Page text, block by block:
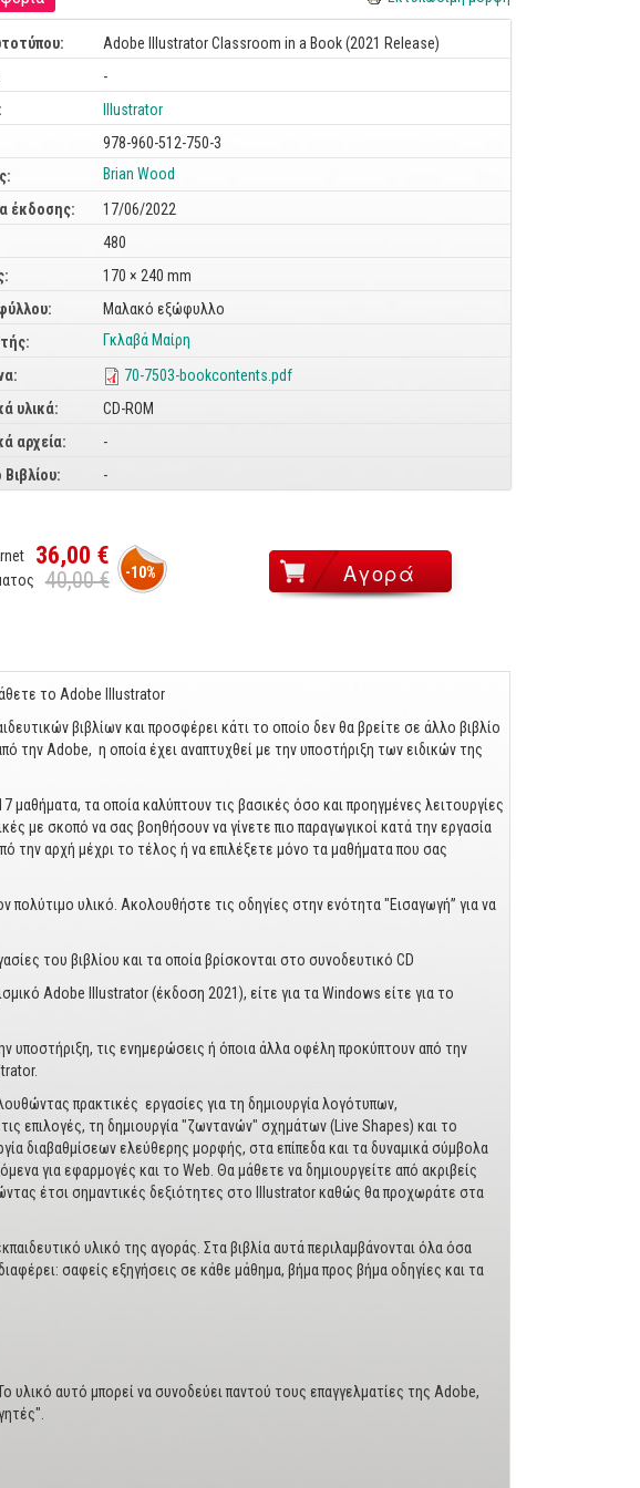
Adobe Illustrator Classroom in a Book (2021 Release)
-
Illustrator
978-960-512-750-3
Brian Wood
έκδοσης:
17/06/2022
480
170 × 240 mm
Μαλακό εξώφυλλο
Γκλαβά Μαίρη
70-7503-bookcontents.pdf
υλικά:
CD-ROM
αρχεία:
-
Βιβλίου:
-
-10%
36,00 €
40,00 €
το Adobe Illustrator
βιβλίων και προσφέρει κάτι το οποίο δεν θα βρείτε σε άλλο βιβλίο
την Adobe, η οποία έχει αναπτυχθεί με την υποστήριξη των ειδικών της
τα οποία καλύπτουν τις βασικές όσο και προηγμένες λειτουργίες
με σκοπό να σας βοηθήσουν να γίνετε πιο παραγωγικοί κατά την εργασία
την αρχή μέχρι το τέλος ή να επιλέξετε μόνο τα μαθήματα που σας
πολύτιμο υλικό. Ακολουθήστε τις οδηγίες στην ενότητα "Εισαγωγή” για να
του βιβλίου και τα οποία βρίσκονται στο συνοδευτικό CD
Adobe Illustrator (έκδοση 2021), είτε για τα Windows είτε για το
υποστήριξη, τις ενημερώσεις ή όποια άλλα οφέλη προκύπτουν από την
πρακτικές εργασίες για τη δημιουργία λογότυπων,
επιλογές, τη δημιουργία "ζωντανών" σχημάτων (Live Shapes) και το
διαβαθμίσεων ελεύθερης μορφής, στα επίπεδα και τα δυναμικά σύμβολα
για εφαρμογές και το Web. Θα μάθετε να δημιουργείτε από ακριβείς
έτσι σημαντικές δεξιότητες στο Illustrator καθώς θα προχωράτε στα
υλικό της αγοράς. Στα βιβλία αυτά περιλαμβάνονται όλα όσα
σαφείς εξηγήσεις σε κάθε μάθημα, βήμα προς βήμα οδηγίες και τα
υλικό αυτό μπορεί να συνοδεύει παντού τους επαγγελματίες της Adobe,